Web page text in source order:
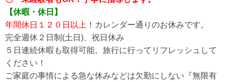
【休暇・休日】
年間休日１２０日以上 ！カレンダー通りのお休みです。
完全週休２日制(土日)、祝日休み
５日連続休暇も取得可能。旅行に行ってリフレッシュして
ください！
ご家庭の事情による急な休みなどは欠勤にしない『無限有